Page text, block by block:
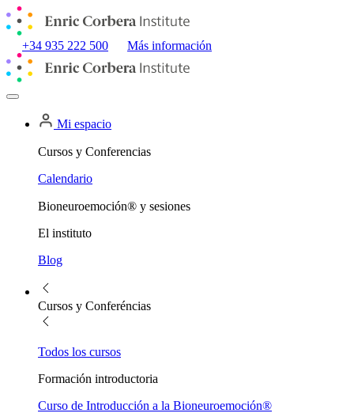
+34 935 222 500 Más información
Mi espacio
Cursos y Conferencias
Calendario
Bioneuroemoción® y sesiones
El instituto
Blog
Cursos y Conferéncias
Todos los cursos
Formación introductoria
Curso de Introducción a la Bioneuroemoción®